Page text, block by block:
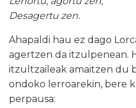
Desagertu zen.
Ahapaldi hau ez dago
agertzen da itzulpenean.
itzultzaileak amaitzen du
ondoko lerroarekin, bere
perpausa: